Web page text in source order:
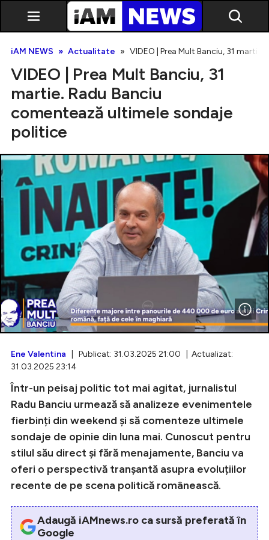
Intră în cont
Creează cont
iAM NEWS Actualitate VIDEO | Prea Mult Banciu, 31
VIDEO | Prea Mult Banciu, 31
martie. Radu Banciu
comentează ultimele sondaje
politice
Ene Valentina | Publicat: 31.03.2025 21:00 | Actualizat:
31.03.2025 23:14
Într-un peisaj politic tot mai agitat, jurnalistul
Radu Banciu urmează să analizeze evenimentele
fierbinți din weekend și să comenteze ultimele
sondaje de opinie din luna mai. Cunoscut pentru
stilul său direct și fără menajamente, Banciu va
oferi o perspectivă tranșantă asupra evoluțiilor
recente de pe scena politică românească.
Adaugă iAMnews.ro ca sursă preferată în
Google